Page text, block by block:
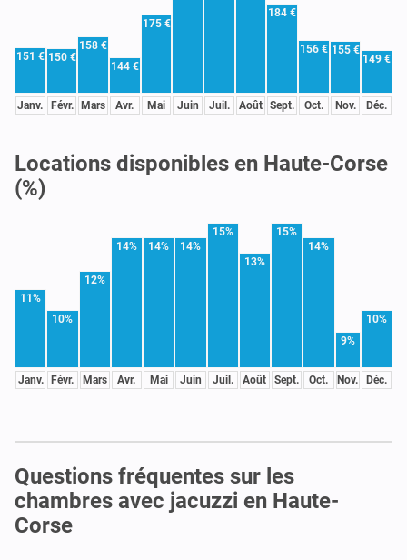
151 €
Janv.
150 €
Févr.
158 €
Mars
144 €
Avr.
175 €
Mai Juin Juil. Août
184 €
Sept.
156 €
Oct.
155 €
Nov.
149 €
Déc.
Locations disponibles en Haute-Corse
(%)
11%
Janv.
10%
Févr.
12%
Mars
14%
Avr.
14%
Mai
14%
Juin
15%
Juil.
13%
Août
15%
Sept.
14%
Oct.
9%
Nov.
10%
Déc.
Questions fréquentes sur les
chambres avec jacuzzi en Haute-
Corse